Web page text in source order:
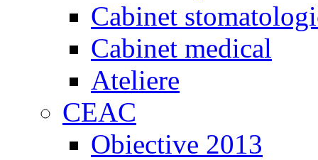
Cabinet
Cabinet medical
Ateliere
CEAC
Obiective 2013